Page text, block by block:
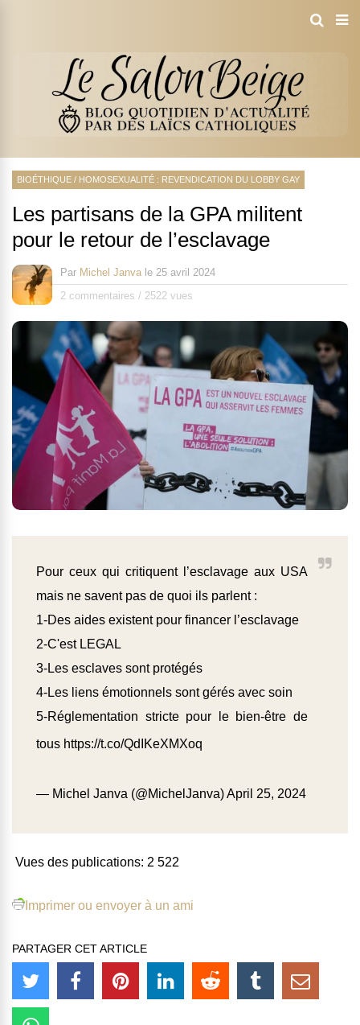
BIOÉTHIQUE / HOMOSEXUALITÉ : REVENDICATION DU LOBBY GAY
Les partisans de la GPA militent
pour le retour de l’esclavage
Par Michel Janva le 25 avril 2024
2 commentaires / 2522 vues
Pour ceux qui critiquent l’esclavage aux USA
mais ne savent pas de quoi ils parlent :
1-Des aides existent pour financer l’esclavage
2-C'est LEGAL
3-Les esclaves sont protégés
4-Les liens émotionnels sont gérés avec soin
5-Réglementation stricte pour le bien-être de
tous https://t.co/QdIKeXMXoq
— Michel Janva (@MichelJanva)April 25, 2024
Vues des publications: 2 522
Imprimer ou envoyer à un ami
PARTAGER CET ARTICLE